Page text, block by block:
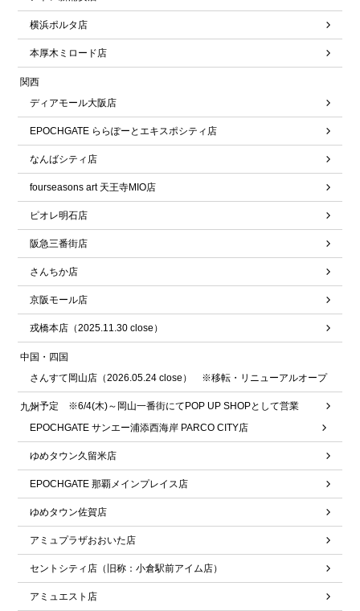
横浜ポルタ店
本厚木ミロード店
関西
ディアモール大阪店
EPOCHGATE ららぽーとエキスポシティ店
なんばシティ店
fourseasons art 天王寺MIO店
ピオレ明石店
阪急三番街店
さんちか店
京阪モール店
戎橋本店（2025.11.30 close）
中国・四国
さんすて岡山店（2026.05.24 close） ※移転・リニューアルオープ
ン予定 ※6/4(木)～岡山一番街にてPOP UP SHOPとして営業
九州
EPOCHGATE サンエー浦添西海岸 PARCO CITY店
ゆめタウン久留米店
EPOCHGATE 那覇メインプレイス店
ゆめタウン佐賀店
アミュプラザおおいた店
セントシティ店（旧称：小倉駅前アイム店）
アミュエスト店